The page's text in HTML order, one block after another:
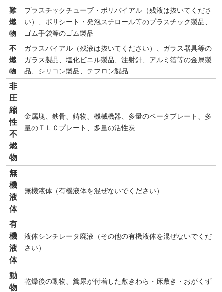
難
燃
物
プラスチックチューブ・ポリバイアル（残液は抜いてくださ
い）、ポリシート・発泡スチロール等のプラスチック製品、
ゴム手袋等のゴム製品
不
燃
物
ガラスバイアル（残液は抜いてください）、ガラス器具等の
ガラス製品、塩化ビニル製品、注射針、アルミ箔等の金属製
品、シリコン製品、テフロン製品
非
圧
縮
性
不
燃
物
金属塊、鉄骨、鋳物、機械機器、多量のベータプレート、多
量のＴＬＣプレート、多量の活性炭
無
機
液
体
無機液体（有機液体を混ぜないでください）
有
機
液
体
液体シンチレータ廃液（その他の有機液体を混ぜないでくだ
さい）
動
物
乾燥後の動物、糞尿が付着した敷きわら・床敷き・おがくず